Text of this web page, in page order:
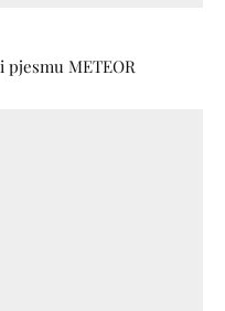
pjesmu METEOR